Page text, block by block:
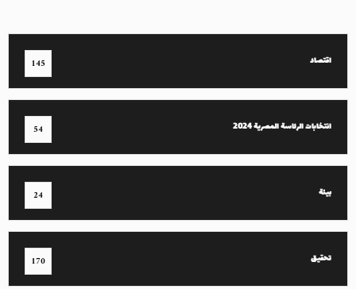
اقتصاد 145
انتخابات الرئاسة المصرية 2024 54
بيئة 24
تحقيق 170